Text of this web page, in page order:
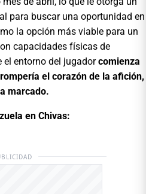
para buscar una oportunidad en
la opción más viable para un
capacidades físicas de
el entorno del jugadorcomienza
el corazón de la afición,
marcado.
en Chivas: